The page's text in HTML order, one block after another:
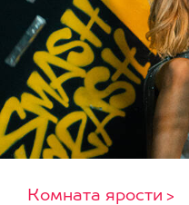
Комната ярости >